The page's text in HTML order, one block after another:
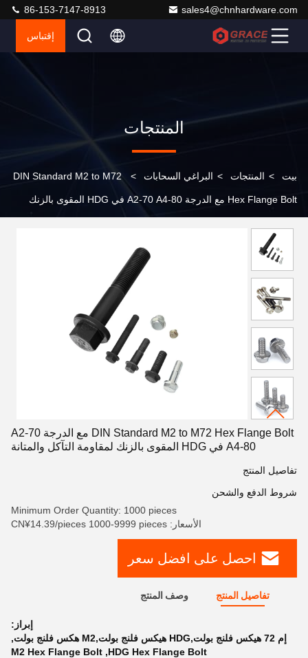
sales4@chnhardware.com
86-153-7147-8913
إقتباس
المنتجات
بيت > المنتجات > البراغي السحابات >
DIN Standard M2 to M72
Hex Flange Bolt مع الدرجة A2-70 A4-80 في HDG المقوى بالزنك
DIN Standard M2 to M72 Hex Flange Bolt مع الدرجة A2-70
A4-80 في HDG المقوى بالزنك لمقاومة التآكل والمتانة
تفاصيل المنتج
شروط الدفع والشحن
Minimum Order Quantity: 1000 pieces
الأسعار: CN¥14.39/pieces 1000-9999 pieces
احصل على افضل سعر
تفاصيل المنتج وصف المنتج
إبراز:
إم 72 هيكس فلنج بولت,HDG هيكس فلنج بولت,M2 هكس فلنج بولت
,
HDG Hex Flange Bolt
,
M2 Hex Flange Bolt